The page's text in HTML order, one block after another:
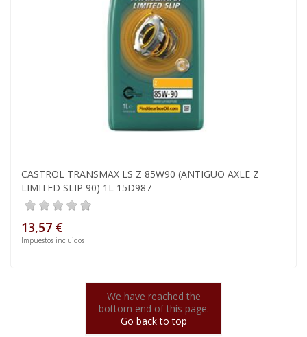
CASTROL TRANSMAX LS Z 85W90 (ANTIGUO AXLE Z
LIMITED SLIP 90) 1L 15D987
13,57 €
Impuestos incluidos
We have reached the
bottom end of this page.
Go back to top